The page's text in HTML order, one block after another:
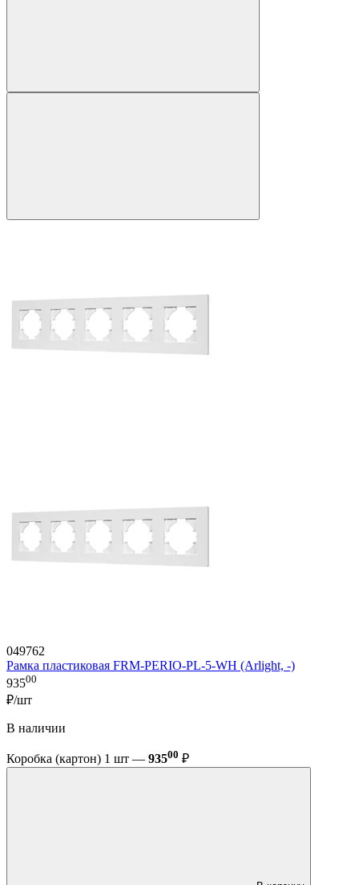
049762
Рамка пластиковая FRM-PERIO-PL-5-WH (Arlight, -)
93500
₽/шт
В наличии
Коробка (картон) 1 шт — 93500 ₽